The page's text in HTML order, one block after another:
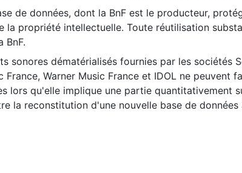
de données, dont la BnF est le producteur,
la propriété intellectuelle. Toute réutilisation
BnF.
sonores dématérialisés fournies par les sociétés
France, Warner Music France et IDOL ne peuvent
lors qu'elle implique une partie quantitativement
la reconstitution d'une nouvelle base de données